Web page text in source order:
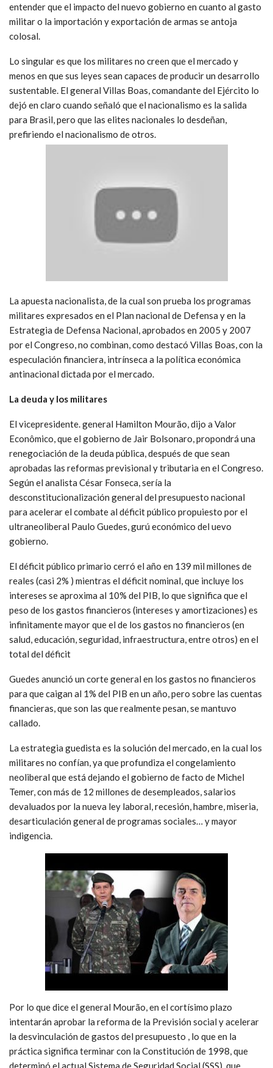
entender que el impacto del nuevo gobierno en cuanto al gasto
militar o la importación y exportación de armas se antoja
colosal.
Lo singular es que los militares no creen que el mercado y
menos en que sus leyes sean capaces de producir un desarrollo
sustentable. El general Villas Boas, comandante del Ejército lo
dejó en claro cuando señaló que el nacionalismo es la salida
para Brasil, pero que las elites nacionales lo desdeñan,
prefiriendo el nacionalismo de otros.
La apuesta nacionalista, de la cual son prueba los programas
militares expresados en el Plan nacional de Defensa y en la
Estrategia de Defensa Nacional, aprobados en 2005 y 2007
por el Congreso, no combinan, como destacó Villas Boas, con la
especulación financiera, intrínseca a la política económica
antinacional dictada por el mercado.
La deuda y los militares
El vicepresidente. general Hamilton Mourão, dijo a Valor
Econômico, que el gobierno de Jair Bolsonaro, propondrá una
renegociación de la deuda pública, después de que sean
aprobadas las reformas previsional y tributaria en el Congreso.
Según el analista César Fonseca, sería la
desconstitucionalización general del presupuesto nacional
para acelerar el combate al déficit público propuiesto por el
ultraneoliberal Paulo Guedes, gurú económico del uevo
gobierno.
El déficit público primario cerró el año en 139 mil millones de
reales (casi 2% ) mientras el déficit nominal, que incluye los
intereses se aproxima al 10% del PIB, lo que significa que el
peso de los gastos financieros (intereses y amortizaciones) es
infinitamente mayor que el de los gastos no financieros (en
salud, educación, seguridad, infraestructura, entre otros) en el
total del déficit
Guedes anunció un corte general en los gastos no financieros
para que caigan al 1% del PIB en un año, pero sobre las cuentas
financieras, que son las que realmente pesan, se mantuvo
callado.
La estrategia guedista es la solución del mercado, en la cual los
militares no confían, ya que profundiza el congelamiento
neoliberal que está dejando el gobierno de facto de Michel
Temer, con más de 12 millones de desempleados, salarios
devaluados por la nueva ley laboral, recesión, hambre, miseria,
desarticulación general de programas sociales… y mayor
indigencia.
Por lo que dice el general Mourão, en el cortísimo plazo
intentarán aprobar la reforma de la Previsión social y acelerar
la desvinculación de gastos del presupuesto , lo que en la
práctica significa terminar con la Constitución de 1998, que
determinó el actual Sistema de Seguridad Social (SSS), que